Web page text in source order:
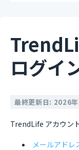
ログイ
最終更新日: 2026
TrendLife アカウン
メールアドレ